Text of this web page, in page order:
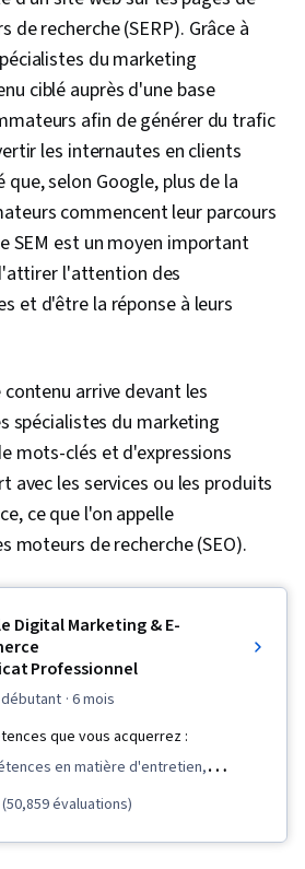
recherche (SERP). Grâce à
du marketing
ciblé auprès d'une base
afin de générer du trafic
les internautes en clients
selon Google, plus de la
commencent leur parcours
SEM est un moyen important
l'attention des
et d'être la réponse à leurs
arrive devant les
spécialistes du marketing
mots-clés et d'expressions
avec les services ou les produits
ce que l'on appelle
moteurs de recherche (SEO).
Digital Marketing & E-
Professionnel
débutant · 6 mois
que vous acquerrez :
en matière d'entretien,
électronique, Optimisation des
(50,859 évaluations)